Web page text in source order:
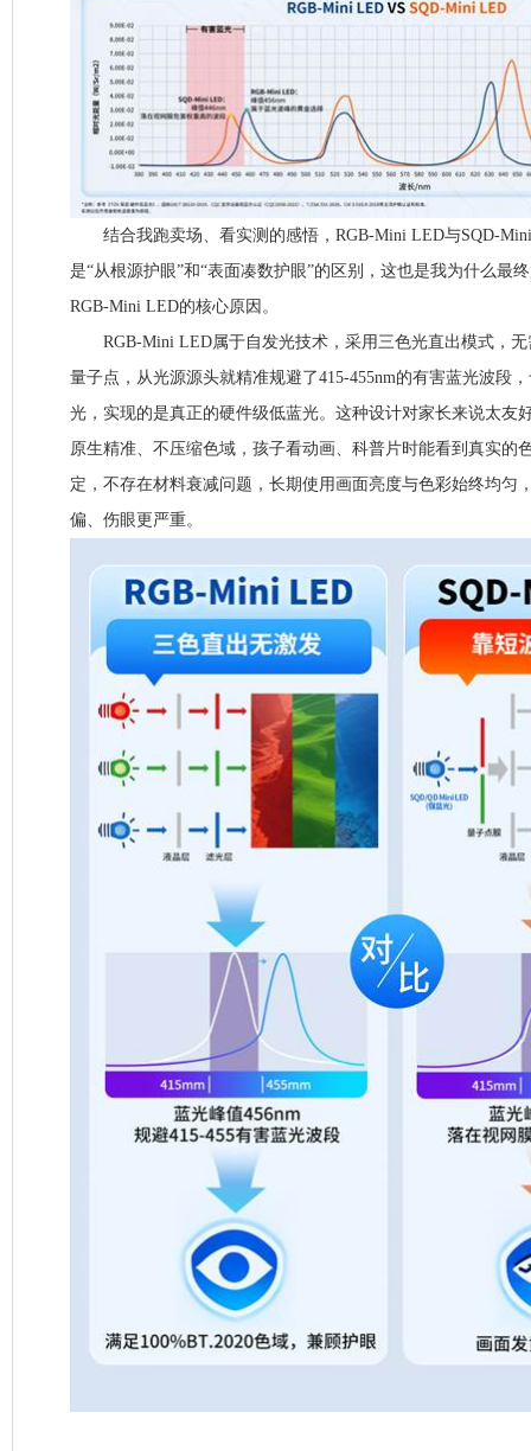
结合我跑卖场、看实测的感悟，RGB-Mini LED与SQD-
是“从根源护眼”和“表面凑数护眼”的区别，这也是我为什么最
RGB-Mini LED的核心原因。
RGB-Mini LED属于自发光技术，采用三色光直出模式，无
量子点，从光源源头就精准规避了415-455nm的有害蓝光波段
光，实现的是真正的硬件级低蓝光。这种设计对家长来说太
原生精准、不压缩色域，孩子看动画、科普片时能看到真实的
定，不存在材料衰减问题，长期使用画面亮度与色彩始终均匀
偏、伤眼更严重。